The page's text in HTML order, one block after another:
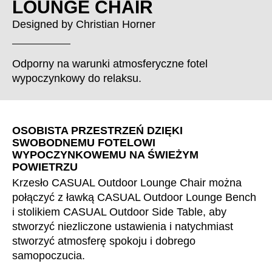
Chorwacja (HR)
Dania(DK)
Filipiny
Finlandia(FI)
Grecja(GR)
Gwinea(GN)
Hiszpania (ES)
Holandia(NL)
Hongkong(HK)
Indie(IN)
Indonezja
Iran(IR)
LOUNGE CHAIR
Designed by Christian Horner
Odporny na warunki atmosferyczne fotel
wypoczynkowy do relaksu.
OSOBISTA PRZESTRZEŃ DZIĘKI
SWOBODNEMU FOTELOWI
WYPOCZYNKOWEMU NA ŚWIEŻYM
POWIETRZU
Krzesło CASUAL Outdoor Lounge Chair można
połączyć z ławką CASUAL Outdoor Lounge Bench
i stolikiem CASUAL Outdoor Side Table, aby
stworzyć niezliczone ustawienia i natychmiast
stworzyć atmosferę spokoju i dobrego
samopoczucia.